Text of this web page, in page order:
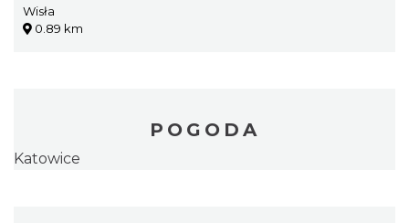
Wisła
0.89 km
POGODA
Katowice